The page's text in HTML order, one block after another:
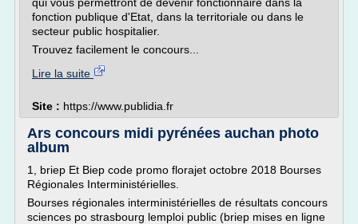
fonction publique d'Etat, dans la territoriale ou dans le
secteur public hospitalier.
Trouvez facilement le concours...
Lire la suite
Site : https://www.publidia.fr
Ars concours midi pyrénées auchan photo
album
1, briep Et Biep code promo florajet octobre 2018 Bourses
Régionales Interministérielles.
Bourses régionales interministérielles de résultats concours
sciences po strasbourg lemploi public (briep mises en ligne